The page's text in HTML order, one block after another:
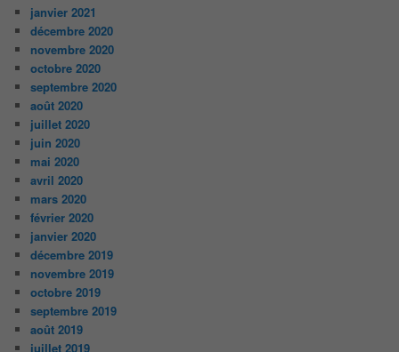
janvier 2021
décembre 2020
novembre 2020
octobre 2020
septembre 2020
août 2020
juillet 2020
juin 2020
mai 2020
avril 2020
mars 2020
février 2020
janvier 2020
décembre 2019
novembre 2019
octobre 2019
septembre 2019
août 2019
juillet 2019